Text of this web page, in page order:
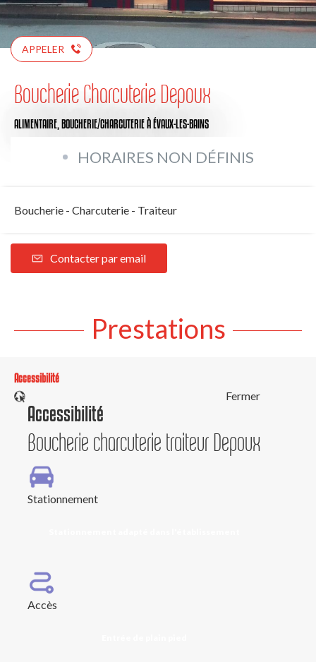
APPELER
Boucherie Charcuterie Depoux
ALIMENTAIRE, BOUCHERIE/CHARCUTERIEÀ ÉVAUX-LES-BAINS
HORAIRES NON DÉFINIS
Boucherie - Charcuterie - Traiteur
Contacter par email
Prestations
Accessibilité
Fermer
Accessibilité
Boucherie charcuterie traiteur Depoux
Stationnement
Accès